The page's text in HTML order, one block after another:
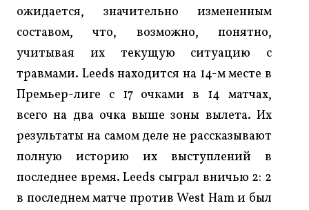
ожидается, значительно измененным
составом, что, возможно, понятно,
учитывая их текущую ситуацию с
травмами. Leeds находится на 14-м месте в
Премьер-лиге с 17 очками в 14 матчах,
всего на два очка выше зоны вылета. Их
результаты на самом деле не рассказывают
полную историю их выступлений в
последнее время. Leeds сыграл вничью 2: 2
в последнем матче против West Ham и был